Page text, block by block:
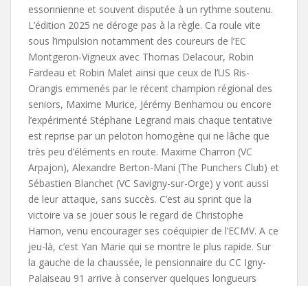
essonnienne et souvent disputée à un rythme soutenu.
L’édition 2025 ne déroge pas à la règle. Ca roule vite
sous l’impulsion notamment des coureurs de l’EC
Montgeron-Vigneux avec Thomas Delacour, Robin
Fardeau et Robin Malet ainsi que ceux de l’US Ris-
Orangis emmenés par le récent champion régional des
seniors, Maxime Murice, Jérémy Benhamou ou encore
l’expérimenté Stéphane Legrand mais chaque tentative
est reprise par un peloton homogène qui ne lâche que
très peu d’éléments en route. Maxime Charron (VC
Arpajon), Alexandre Berton-Mani (The Punchers Club) et
Sébastien Blanchet (VC Savigny-sur-Orge) y vont aussi
de leur attaque, sans succès. C’est au sprint que la
victoire va se jouer sous le regard de Christophe
Hamon, venu encourager ses coéquipier de l’ECMV. A ce
jeu-là, c’est Yan Marie qui se montre le plus rapide. Sur
la gauche de la chaussée, le pensionnaire du CC Igny-
Palaiseau 91 arrive à conserver quelques longueurs